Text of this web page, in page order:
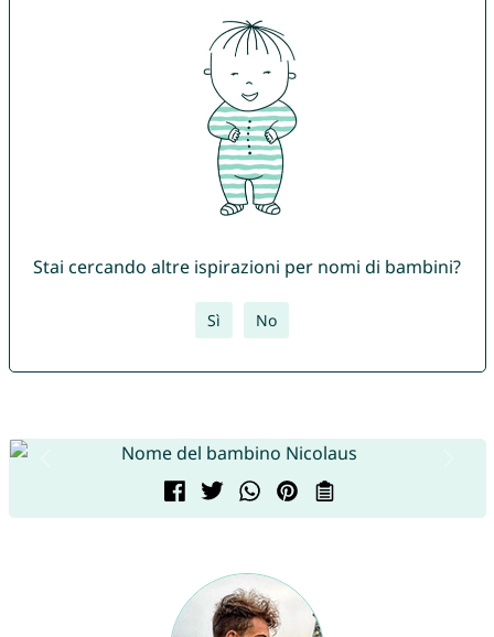
Stai cercando altre ispirazioni per nomi di bambini?
Sì No